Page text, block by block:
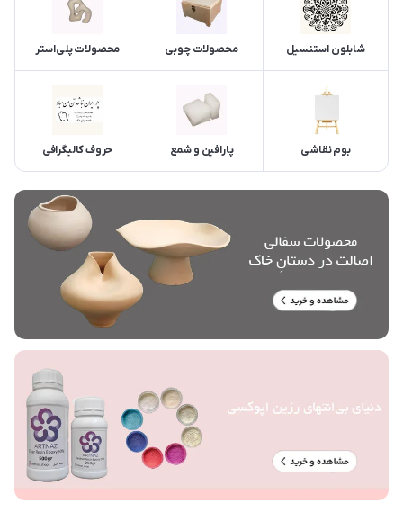
شابلون استنسیل محصولات چوبی محصولات پلی‌استر
بوم نقاشی پارافین و شمع حروف کالیگرافی